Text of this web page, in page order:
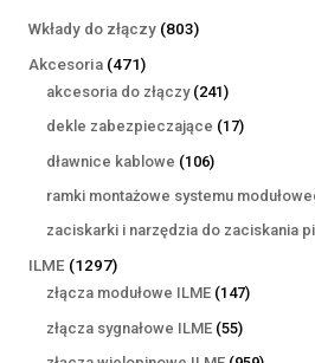
Wkłady do złączy 803803
Akcesoria 471471
produktów
akcesoria do złączy 241241
produktów
dekle zabezpieczające 1717
dławnice kablowe 106106
produktów
ramki montażowe systemu
zaciskarki i narzędzia do zaciskania
ILME 12971297
produktów
złącza modułowe ILME 147147
złącza sygnałowe ILME 5555
produktów